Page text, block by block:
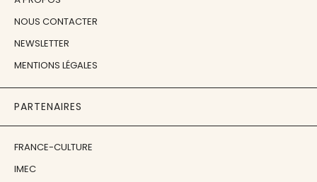
NOUS CONTACTER
NEWSLETTER
MENTIONS LÉGALES
PARTENAIRES
FRANCE-CULTURE
IMEC